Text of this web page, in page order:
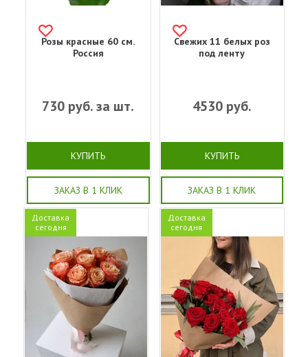
Розы красные 60 см.
Россия
730 руб. за шт.
КУПИТЬ
ЗАКАЗ В 1 КЛИК
Свежих 11 белых роз
под ленту
4530руб.
КУПИТЬ
ЗАКАЗ В 1 КЛИК
Доставка
сегодня
Доставка
сегодня